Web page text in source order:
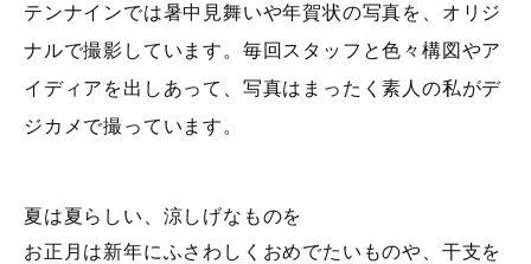
テンナインでは暑中見舞いや年賀状の写真を、オリジ
ナルで撮影しています。毎回スタッフと色々構図やア
イディアを出しあって、写真はまったく素人の私がデ
ジカメで撮っています。
夏は夏らしい、涼しげなものを
お正月は新年にふさわしくおめでたいものや、干支を